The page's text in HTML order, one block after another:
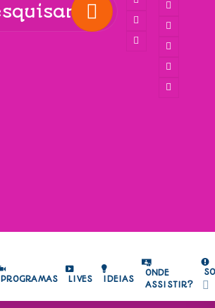
PROGRAMAS LIVES IDEIAS
ONDE
ASSISTIR?